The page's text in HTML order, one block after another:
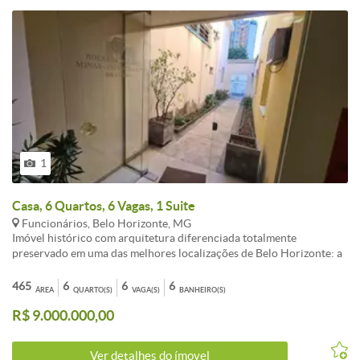
1
Casa, 6 Quartos, 6 Vagas, 1 Suite
Funcionários, Belo Horizonte, MG
Imóvel histórico com arquitetura diferenciada totalmente
preservado em uma das melhores localizações de Belo Horizonte: a
Brasil). Conta com diversos gabinetes, salas de reuniões, salas de
espera, sanitários, sacadas, copas, auditório, amplo estacionamento
e área externa com jardins.
ÁREA
465 QUARTO(S)
6 VAGA(S)
6 BANHEIRO(S)
6
R$ 9.000.000,00
Ver detalhes do ímovel